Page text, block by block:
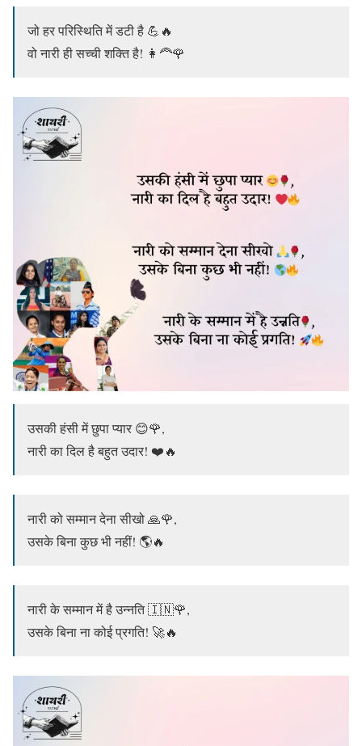
जो हर परिस्थिति में डटी है 💪🔥
वो नारी ही सच्ची शक्ति है! 👩‍🦰🌹
उसकी हंसी में छुपा प्यार 😊🌹,
नारी का दिल है बहुत उदार! ❤️🔥
नारी को सम्मान देना सीखो 🙏🌹,
उसके बिना कुछ भी नहीं! 🌎🔥
नारी के सम्मान में है उन्नति 🇮🇳🌹,
उसके बिना ना कोई प्रगति! 🚀🔥